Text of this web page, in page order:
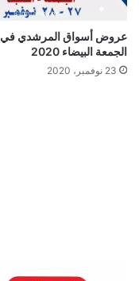
عروض أسواق المرشدي في
الجمعة البيضاء 2020
23 نوفمبر، 2020